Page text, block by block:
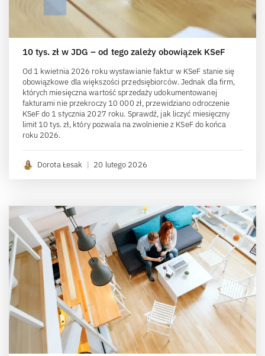
10 tys. zł w JDG – od tego zależy obowiązek KSeF
Od 1 kwietnia 2026 roku wystawianie faktur w KSeF stanie się
obowiązkowe dla większości przedsiębiorców. Jednak dla firm,
których miesięczna wartość sprzedaży udokumentowanej
fakturami nie przekroczy 10 000 zł, przewidziano odroczenie
KSeF do 1 stycznia 2027 roku. Sprawdź, jak liczyć miesięczny
limit 10 tys. zł, który pozwala na zwolnienie z KSeF do końca
roku 2026.
Dorota Łesak | 20 lutego 2026